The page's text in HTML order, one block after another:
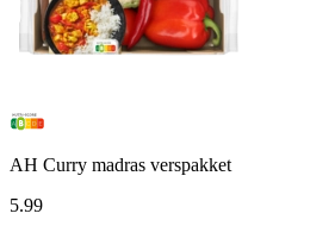
AH Curry madras verspakket
5.99